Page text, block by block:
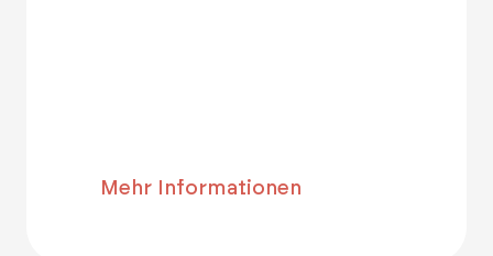
Mehr Informationen